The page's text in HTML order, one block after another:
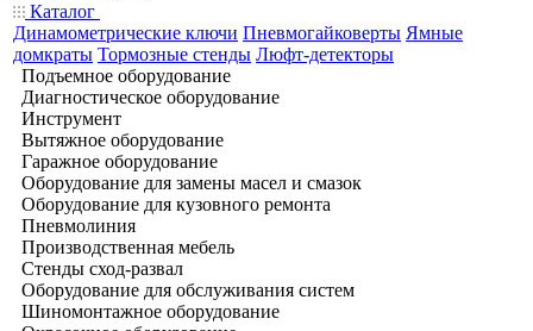
Каталог
Динамометрические ключи Пневмогайковерты Ямные
домкраты Тормозные стенды Люфт-детекторы
Подъемное оборудование
Диагностическое оборудование
Инструмент
Вытяжное оборудование
Гаражное оборудование
Оборудование для замены масел и смазок
Оборудование для кузовного ремонта
Пневмолиния
Производственная мебель
Стенды сход-развал
Оборудование для обслуживания систем
Шиномонтажное оборудование